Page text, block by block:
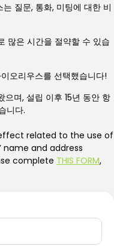
질문, 통화, 미팅에 대한 비
많은 시간을 절약할 수 있습
오리우스를 선택했습니다!
며, 설립 이후 15년 동안 항
니다.
related to the use of
name and address
complete THIS FORM,